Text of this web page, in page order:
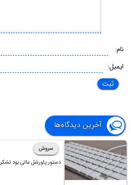
نام:
ایمیل:
آخرین دیدگاه‌ها
سروش
دستور پاورشل عالی بود تشکر